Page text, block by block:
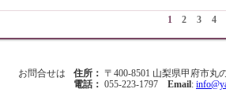
1 2 3 4